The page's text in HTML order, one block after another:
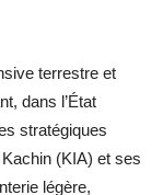
terrestre et
dans l’État
stratégiques
Kachin (KIA) et ses
légère,